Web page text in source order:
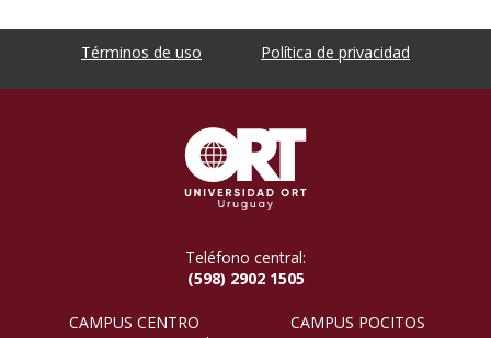
Términos de uso Política de privacidad
Teléfono central:
(598) 2902 1505
CAMPUS CENTRO
CAMPUS POCITOS